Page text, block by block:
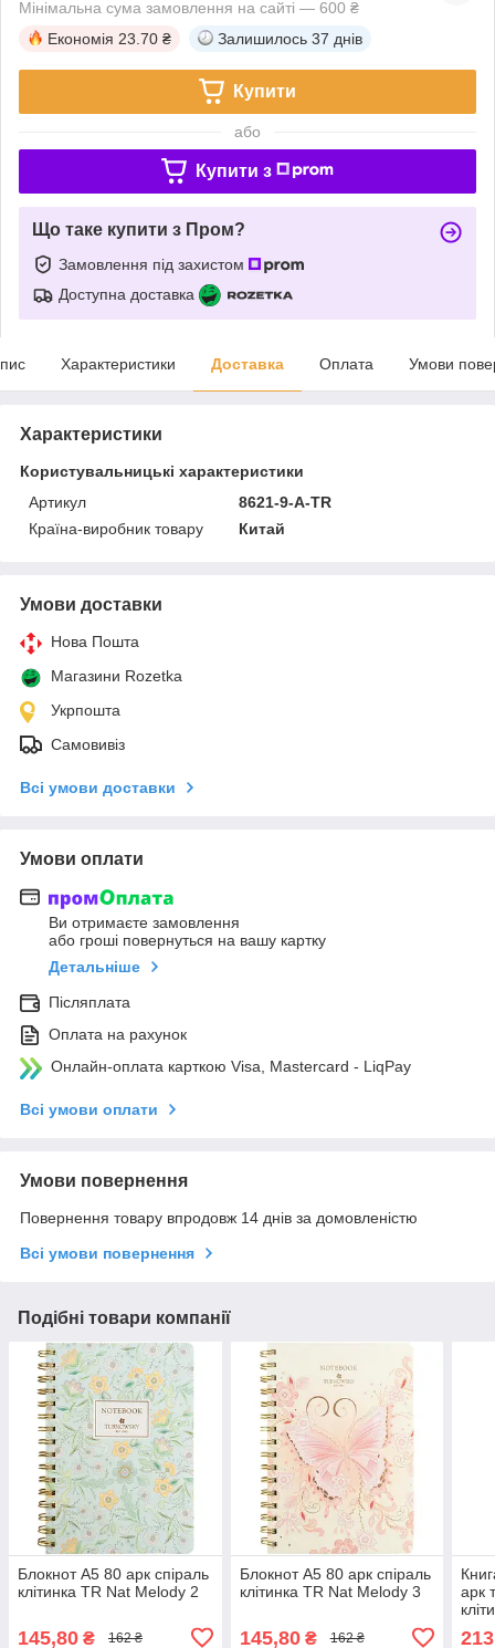
Мінімальна сума замовлення на сайті — 600 ₴
Економія 23.70 ₴ Залишилось 37 днів
Купити
або
Купити з
Що таке купити з Пром?
Замовлення під захистом
Доступна доставка
Характеристики Доставка Оплата Умови
Характеристики
Користувальницькі характеристики
Артикул
8621-9-A-TR
Країна-виробник товару
Китай
Умови доставки
Нова Пошта
Магазини Rozetka
Укрпошта
Самовивіз
Всі умови доставки
Умови оплати
Ви отримаєте замовлення
або гроші повернуться на вашу картку
Детальніше
Післяплата
Оплата на рахунок
Онлайн-оплата карткою Visa, Mastercard - LiqPay
Всі умови оплати
Умови повернення
Повернення товару впродовж 14 днів за домовленістю
Всі умови повернення
Подібні товари компанії
Блокнот А5 80 арк спіраль
клітинка TR Nat Melody 2
145,80 ₴ 162 ₴
Блокнот А5 80 арк спіраль
клітинка TR Nat Melody 3
145,80₴ 162 ₴
арк